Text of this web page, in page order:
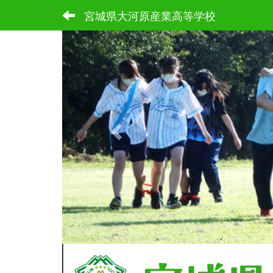
宮城県大河原産業高等学校
p
r
e
v
i
o
u
s